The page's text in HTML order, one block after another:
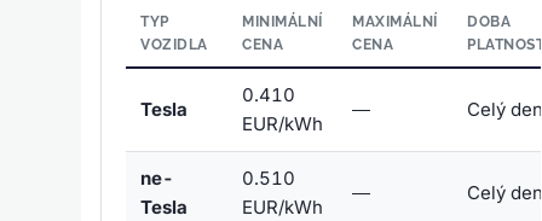
TYP
VOZIDLA
MINIMÁLNÍ
CENA
MAXIMÁLNÍ
CENA
DOBA
PLATNOSTI
Tesla
0.410
EUR/kWh
— Celý den
ne-
Tesla
0.510
EUR/kWh
— Celý den